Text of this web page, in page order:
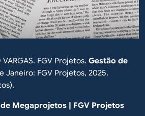
FGV Projetos. Gestão de
Janeiro: FGV Projetos, 2025.
Megaprojetos | FGV Projetos